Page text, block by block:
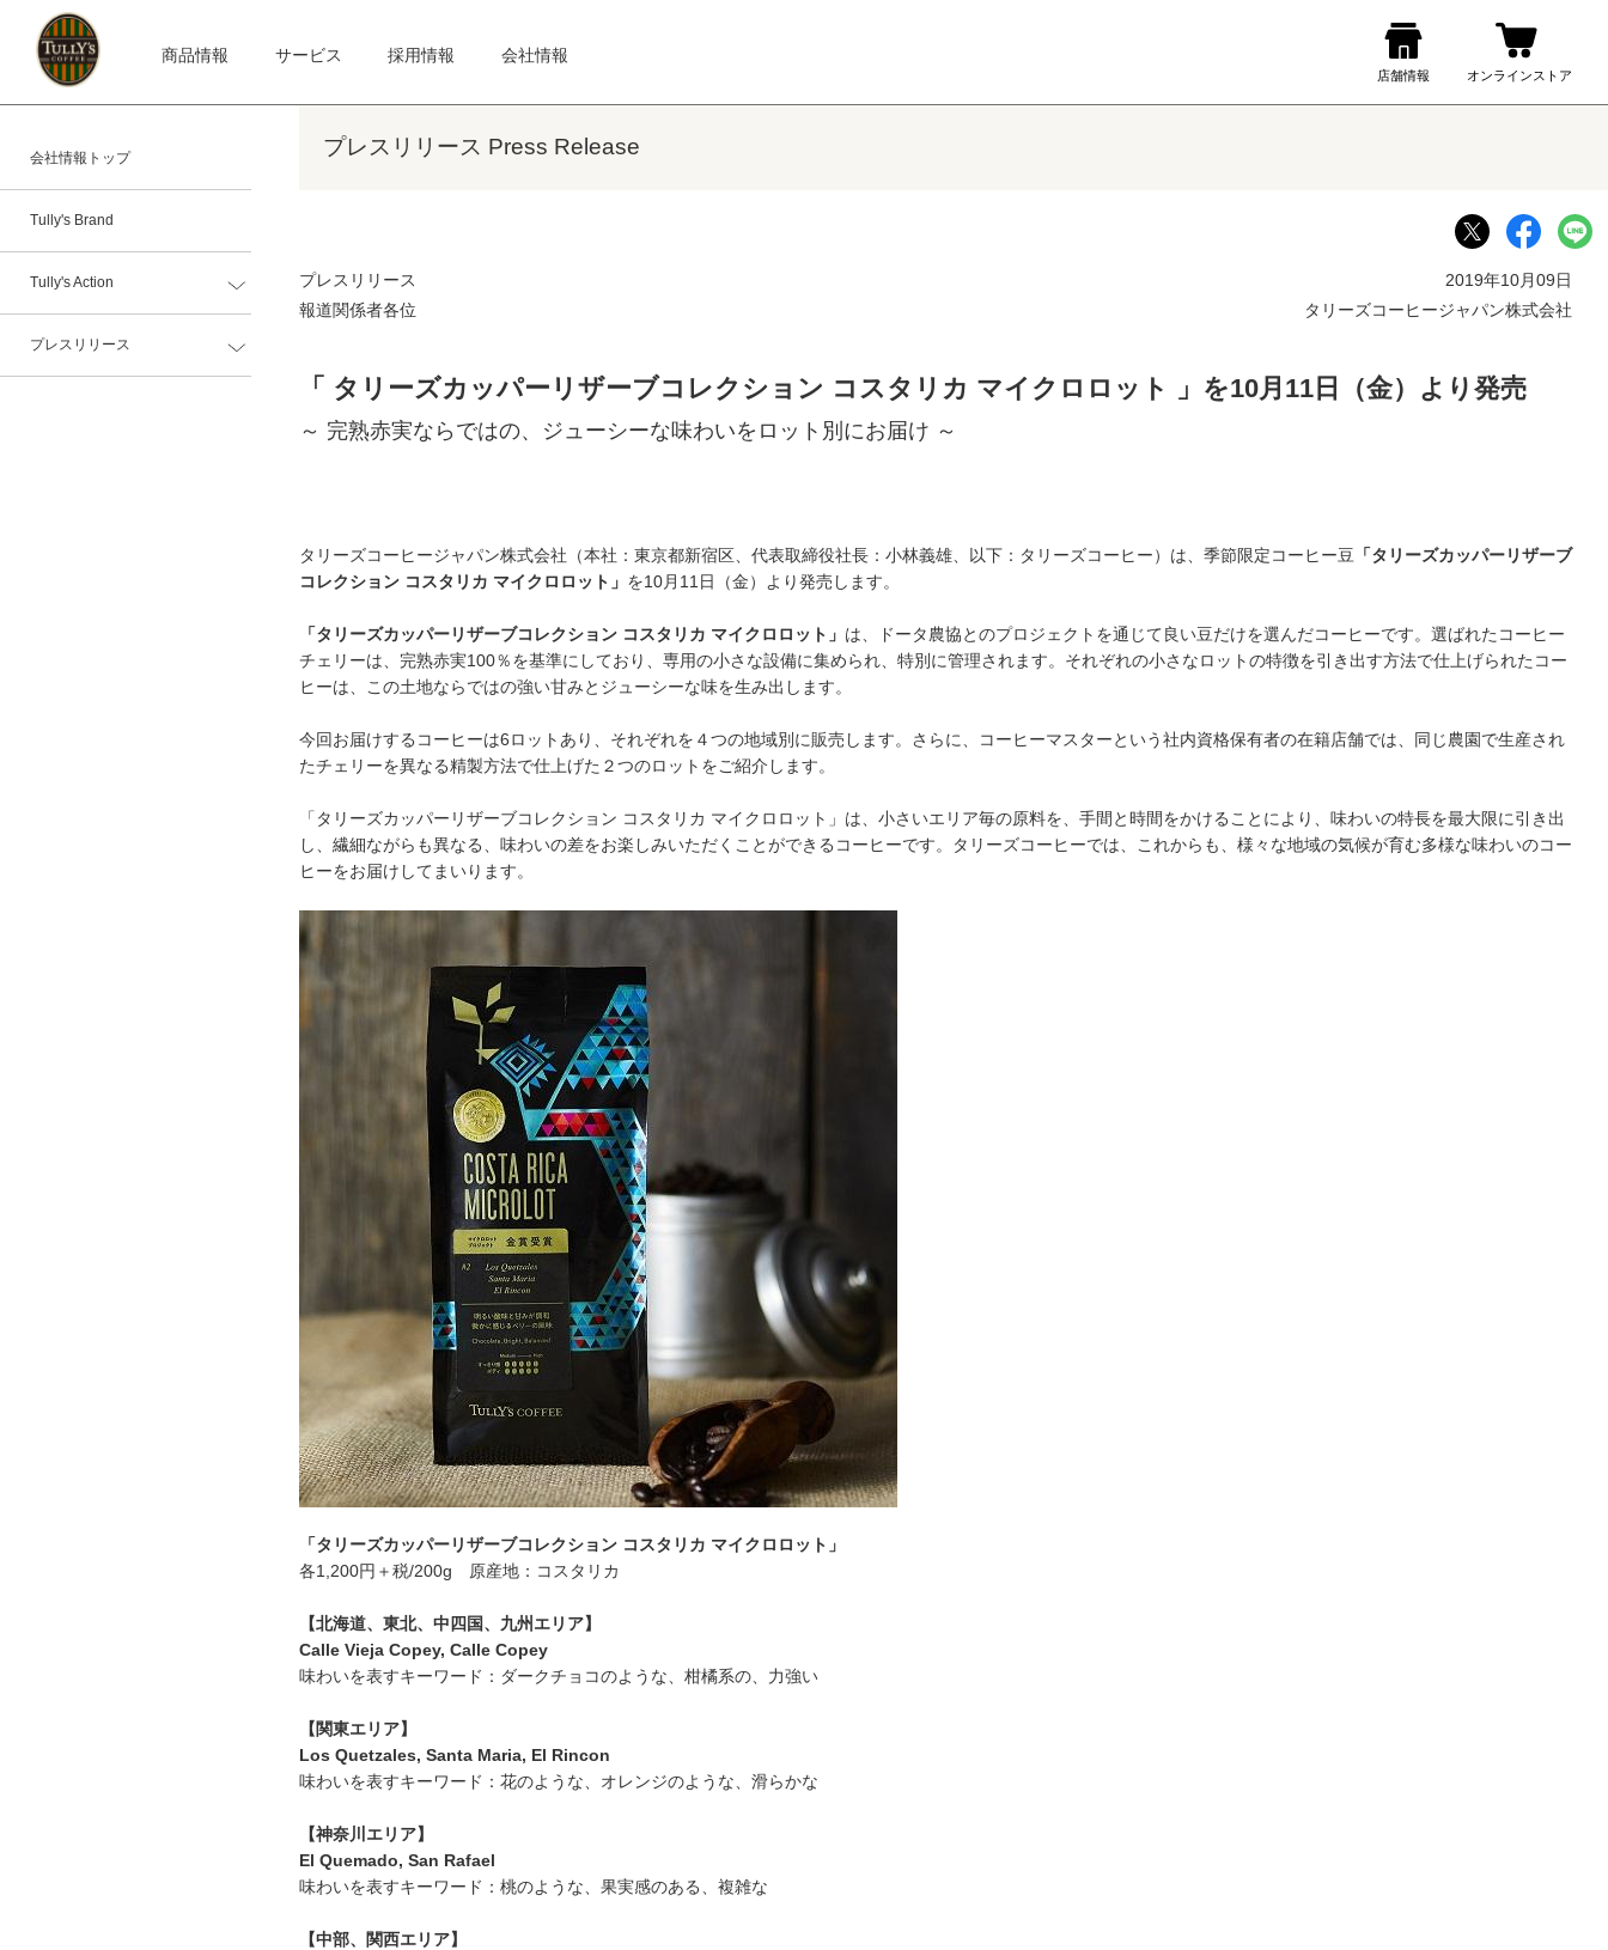
商品情報 サービス 採用情報 会社情報
会社情報トップ
Tully's Brand
Tully's Action
プレスリリース
プレスリリース Press Release
プレスリリース
報道関係者各位
2019年10月09日
タリーズコーヒージャパン株式会社
「 タリーズカッパーリザーブコレクション コスタリカ マイクロロット 」を10月11日（金）より発売
～ 完熟赤実ならではの、ジューシーな味わいをロット別にお届け ～
タリーズコーヒージャパン株式会社（本社：東京都新宿区、代表取締役社長：小林義雄、以下：タリーズコーヒー）は、季節限定コーヒー豆 「タリーズカッパーリザーブ
コレクション コスタリカ マイクロロット」 を10月11日（金）より発売します。
「タリーズカッパーリザーブコレクション コスタリカ マイクロロット」 は、ドータ農協とのプロジェクトを通じて良い豆だけを選んだコーヒーです。選ばれたコーヒー
チェリーは、完熟赤実100％を基準にしており、専用の小さな設備に集められ、特別に管理されます。それぞれの小さなロットの特徴を引き出す方法で仕上げられたコー
ヒーは、この土地ならではの強い甘みとジューシーな味を生み出します。
今回お届けするコーヒーは6ロットあり、それぞれを４つの地域別に販売します。さらに、コーヒーマスターという社内資格保有者の在籍店舗では、同じ農園で生産され
たチェリーを異なる精製方法で仕上げた２つのロットをご紹介します。
「タリーズカッパーリザーブコレクション コスタリカ マイクロロット」は、小さいエリア毎の原料を、手間と時間をかけることにより、味わいの特長を最大限に引き出
し、繊細ながらも異なる、味わいの差をお楽しみいただくことができるコーヒーです。タリーズコーヒーでは、これからも、様々な地域の気候が育む多様な味わいのコー
ヒーをお届けしてまいります。
「タリーズカッパーリザーブコレクション コスタリカ マイクロロット」
各1,200円＋税/200g 原産地：コスタリカ
【北海道、東北、中四国、九州エリア】
Calle Vieja Copey, Calle Copey
味わいを表すキーワード：ダークチョコのような、柑橘系の、力強い
【関東エリア】
Los Quetzales, Santa Maria, El Rincon
味わいを表すキーワード：花のような、オレンジのような、滑らかな
【神奈川エリア】
El Quemado, San Rafael
味わいを表すキーワード：桃のような、果実感のある、複雑な
【中部、関西エリア】